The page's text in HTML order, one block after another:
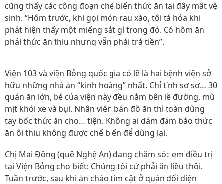
cũng thấy các công đoạn chế biến thức ăn tại đây mất vệ
sinh. “Hôm trước, khi gọi món rau xào, tôi tá hỏa khi
phát hiện thấy một miếng sắt gỉ trong đó. Có hôm ăn
phải thức ăn thiu nhưng vẫn phải trả tiền”.
Viện 103 và viện Bỏng quốc gia có lẽ là hai bệnh viện sở
hữu những nhà ăn “kinh hoàng” nhất. Chỉ tính sơ sơ… 30
quán ăn lớn, bé của viện này đều nằm bên lề đường, mù
mịt khói xe và bụi. Nhân viên bán đồ ăn thì toàn dùng
tay bốc thức ăn cho… tiện. Không ai dám đảm bảo thức
ăn ôi thiu không được chế biến để dùng lại.
Chị Mai Đông (quê Nghệ An) đang chăm sóc em điều trị
tại Viện Bỏng cho biết: Chúng tôi cứ phải ăn liều thôi.
Tuần trước, sau khi ăn cháo tim cật ở quán đối diện